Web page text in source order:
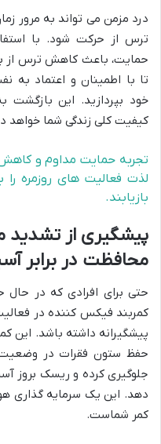
درد مزمن می تواند به مرور
ترس از حرکت شود. با
حمایت، باعث کاهش ترس از
تا با اطمینان و اعتماد به
خود بپردازید. این بازگشت
کیفیت کلی زندگی شما خواهد
تجربه حمایت مداوم و کاهش
لذت فعالیت های روزمره
بازیابند.
پیشگیری از
محافظت در برابر
حتی برای افرادی که در حال
کمربند فیکس کننده در
پیشگیرانه داشته باشد. این
حفظ ستون فقرات در
جلوگیری کرده و ریسک بروز
دهد. این یک سرمایه گذاری
کمر شماست.